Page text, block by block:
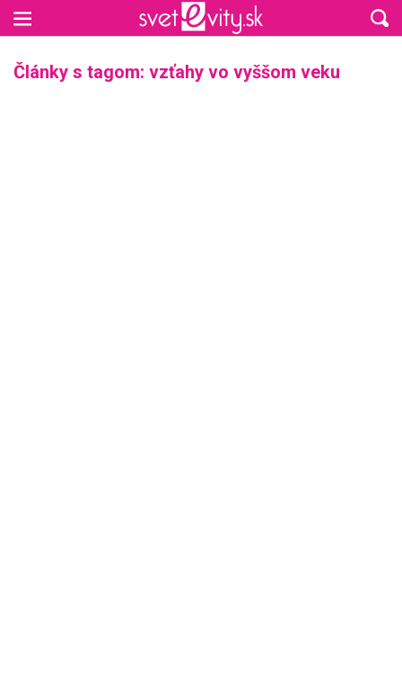
Články s tagom: vzťahy vo vyššom veku